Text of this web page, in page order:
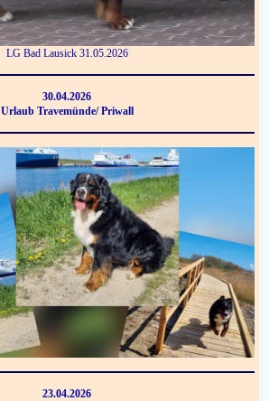
LG Bad Lausick 31.05.2026
30.04.2026
Urlaub Travemünde/ Priwall
23.04.2026